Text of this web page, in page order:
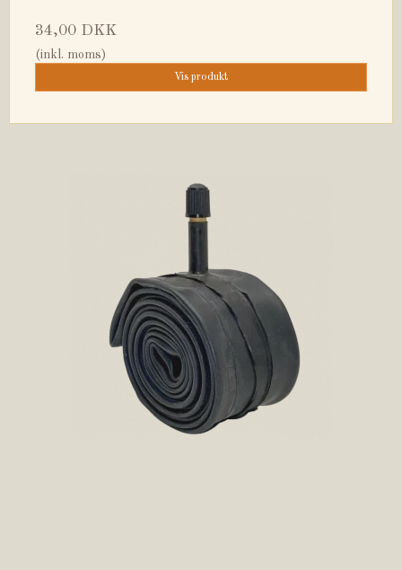
34,00 DKK
(inkl. moms)
Vis produkt